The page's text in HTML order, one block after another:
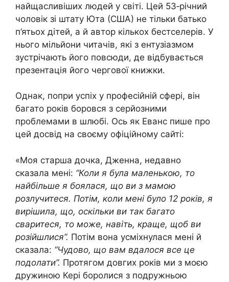
найщасливіших людей у світі. Цей 53‑річний
чоловік зі штату Юта (США) не тільки батько
п’ятьох дітей, а й автор кількох бестселерів. У
нього мільйони читачів, які з ентузіазмом
зустрічають його повсюди, де відбувається
презентація його чергової книжки.
Однак, попри успіх у професійній сфері, він
багато років боровся з серйозними
проблемами в шлюбі. Ось як Еванс пише про
цей досвід на своєму офіційному сайті:
«Моя старша дочка, Дженна, недавно
сказала мені: “Коли я була маленькою, то
найбільше я боялася, що ви з мамою
розлучитеся. Потім, коли мені було 12 років, я
вирішила, що, оскільки ви так багато
сваритеся, то може, навіть, краще, щоб ви
розійшлися”. Потім вона усміхнулася мені й
сказала: “Чудово, що вам вдалося все це
подолати”. Протягом довгих років ми з моєю
дружиною Кері боролися з подружньою